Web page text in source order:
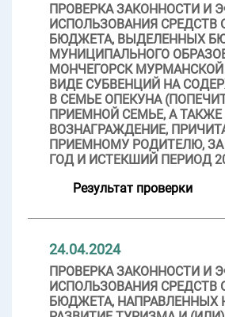
ПРОВЕРКА ЗАКОННОСТИ И
ИСПОЛЬЗОВАНИЯ СРЕДСТВ
БЮДЖЕТА, ВЫДЕЛЕННЫХ
МУНИЦИПАЛЬНОГО
МОНЧЕГОРСК МУРМАНСКОЙ
ВИДЕ СУБВЕНЦИЙ НА
В СЕМЬЕ ОПЕКУНА
ПРИЕМНОЙ СЕМЬЕ, А ТАКЖЕ
ВОЗНАГРАЖДЕНИЕ,
ПРИЕМНОМУ РОДИТЕЛЮ, ЗА
ГОД И ИСТЕКШИЙ ПЕРИОД
Результат проверки
24.04.2024
ПРОВЕРКА ЗАКОННОСТИ И
ИСПОЛЬЗОВАНИЯ СРЕДСТВ
БЮДЖЕТА, НАПРАВЛЕННЫХ